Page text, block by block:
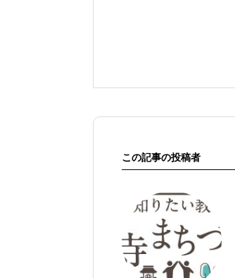
この記事の投稿者